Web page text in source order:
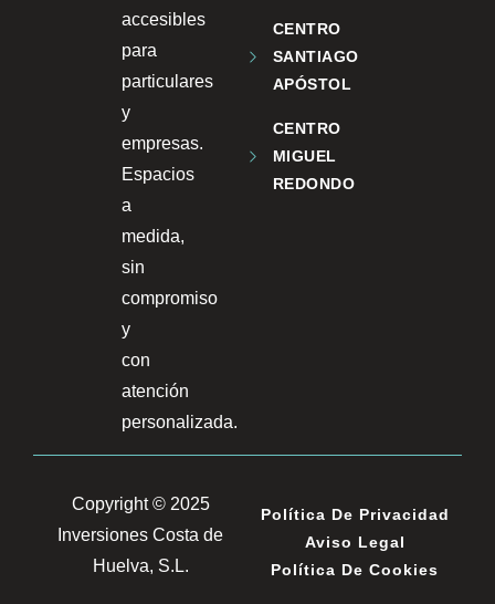
accesibles
para
particulares
y
empresas.
Espacios
a
medida,
sin
compromiso
y
con
atención
personalizada.
CENTRO
SANTIAGO
APÓSTOL
CENTRO
MIGUEL
REDONDO
Copyright © 2025
Inversiones Costa de
Huelva, S.L.
Política De Privacidad
Aviso Legal
Política De Cookies